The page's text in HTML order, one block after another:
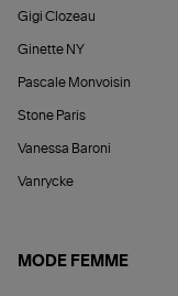
Gigi Clozeau
Ginette NY
Pascale Monvoisin
Stone Paris
Vanessa Baroni
Vanrycke
MODE FEMME